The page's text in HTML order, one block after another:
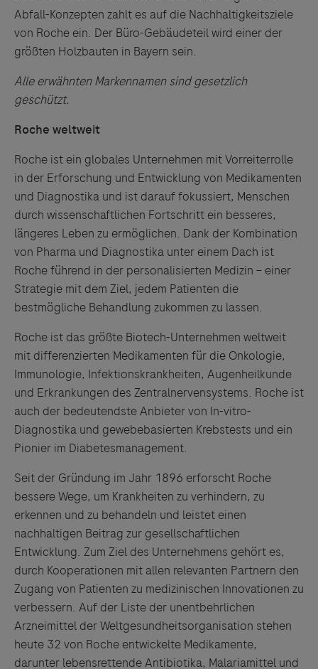
Abfall-Konzepten zahlt es auf die Nachhaltigkeitsziele
von Roche ein. Der Büro-Gebäudeteil wird einer der
größten Holzbauten in Bayern sein.
Alle erwähnten Markennamen sind gesetzlich
geschützt.
Roche weltweit
Roche ist ein globales Unternehmen mit Vorreiterrolle
in der Erforschung und Entwicklung von Medikamenten
und Diagnostika und ist darauf fokussiert, Menschen
durch wissenschaftlichen Fortschritt ein besseres,
längeres Leben zu ermöglichen. Dank der Kombination
von Pharma und Diagnostika unter einem Dach ist
Rocheführend in der personalisierten Medizin – einer
Strategie mit dem Ziel, jedem Patienten die
bestmögliche Behandlung zukommen zu lassen.
Roche ist das größte Biotech-Unternehmen weltweit
mit differenzierten Medikamenten für die Onkologie,
Immunologie, Infektionskrankheiten, Augenheilkunde
und Erkrankungen des Zentralnervensystems. Roche ist
auch der bedeutendste Anbieter von In-vitro-
Diagnostika und gewebebasierten Krebstests und ein
Pionier im Diabetesmanagement.
Seit der Gründung im Jahr 1896 erforscht Roche
bessere Wege, um Krankheiten zu verhindern, zu
erkennen und zu behandeln und leistet einen
nachhaltigen Beitrag zur gesellschaftlichen
Entwicklung. Zum Ziel des Unternehmens gehört es,
durch Kooperationen mit allen relevanten Partnern den
Zugang von Patienten zu medizinischen Innovationen zu
verbessern. Auf der Liste der unentbehrlichen
Arzneimittel der Weltgesundheitsorganisation stehen
heute 32 von Roche entwickelte Medikamente,
darunter lebensrettende Antibiotika, Malariamittel und
Links zu Websites Dritter werden im Sinne des